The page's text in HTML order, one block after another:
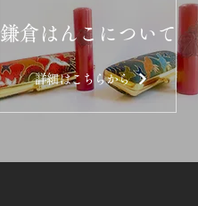
鎌倉はんこについて
詳細はこちらから